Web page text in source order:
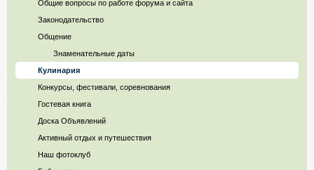
Общие вопросы по работе форума и сайта
Законодательство
Общение
Знаменательные даты
Кулинария
Конкурсы, фестивали, соревнования
Гостевая книга
Доска Объявлений
Активный отдых и путешествия
Наш фотоклуб